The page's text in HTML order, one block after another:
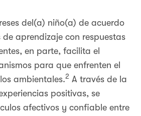
del(a) niño(a) de acuerdo
de aprendizaje con respuestas
en parte, facilita el
para que enfrenten el
ambientales.2 A través de la
positivas, se
afectivos y confiable entre